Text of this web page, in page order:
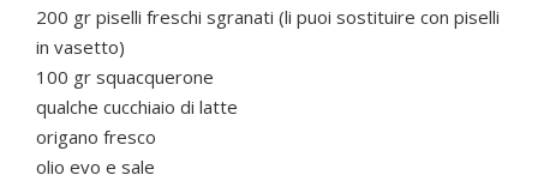
200 gr piselli freschi sgranati (li puoi sostituire con piselli
in vasetto)
100 gr squacquerone
qualche cucchiaio di latte
origano fresco
olio evo e sale